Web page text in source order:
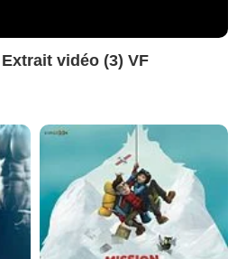
vidéo (3) VF